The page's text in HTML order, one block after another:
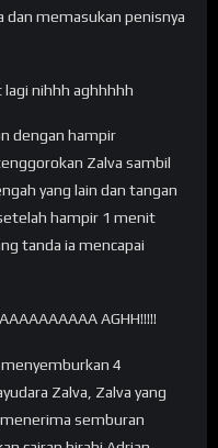
dan memasukan penisnya
nihhh aghhhhh
dengan hampir
Zalva sambil
yang lain dan tangan
hampir 1 menit
tanda ia mencapai
AGHH!!!!!
4
Zalva, Zalva yang
semburan